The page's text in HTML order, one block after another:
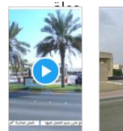
حملة
بمناسبة شهر
التوعية حول
الأمن
السيبراني
والاجراءات